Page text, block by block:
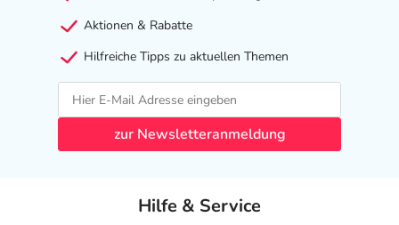
79108 Freiburg
elektronische Adresse: adv_de@pierre-fabre.com
Angaben gem. EU-Produktsicherheitsverordnung (GPSR)
anzeigen
Aktionen & Rabatte
Hilfreiche Tipps zu aktuellen Themen
zur Newsletteranmeldung
Hilfe & Service